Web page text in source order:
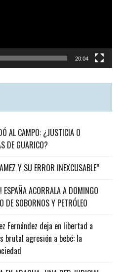
20:04
AL CAMPO: ¿JUSTICIA O
DE GUARICO?
Y SU ERROR INEXCUSABLE”
ESPAÑA ACORRALA A DOMINGO
DE SOBORNOS Y PETRÓLEO
Fernández deja en libertad a
brutal agresión a bebé: la